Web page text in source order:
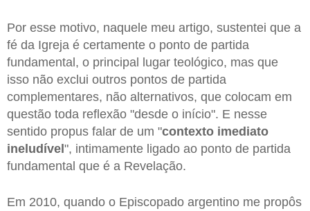
Por esse motivo, naquele meu artigo, sustentei que a
fé da Igreja é certamente o ponto de partida
fundamental, o principal lugar teológico, mas que
isso não exclui outros pontos de partida
complementares, não alternativos, que colocam em
questão toda reflexão "desde o início". E nesse
sentido propus falar de um "contexto imediato
ineludível ", intimamente ligado ao ponto de partida
fundamental que é a Revelação.
Em 2010, quando o Episcopado argentino me propôs